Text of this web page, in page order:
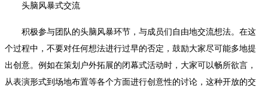
头脑风暴式交流
积极参与团队的头脑风暴环节，与成员们自由地交流想法。在这
个过程中，不要对任何想法进行过早的否定，鼓励大家尽可能多地提
出创意。例如在策划户外拓展的闭幕式活动时，大家可以畅所欲言，
从表演形式到场地布置等各个方面进行创意性的讨论，这种开放的交